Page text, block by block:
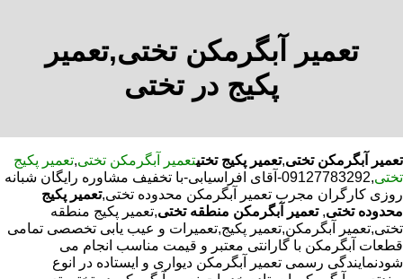
تعمیر آبگرمکن تختی,تعمیر
پکیج در تختی
تعمیر آبگرمکن تختی,تعمیر پکیج تختیتعمیر آبگرمکن تختی,تعمیر پکیج
تختی
,09127783292-آقای افراسیابی-با تخفیف مشاوره رایگان شبانه
روزی کارگران مجرب تعمیر آبگرمکن محدوده تختی,تعمیر پکیج
محدوده تختی, تعمیر آبگرمکن منطقه تختی,تعمیر پکیج منطقه
تختی,تعمیر آبگرمکن,تعمیر پکیج,تعمیرات و عیب یابی تخصصی تمامی
قطعات آبگرمکن با گارانتی معتبر و قیمت مناسب انجام می
شودنمایندگی رسمی تعمیر آبگرمکن دیواری و ایستاده در انوع